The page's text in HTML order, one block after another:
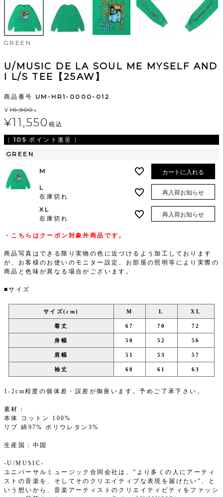
GREEN
U/MUSIC DE LA SOUL ME MYSELF AND
I L/S TEE【25AW】
商品番号 UM-HR1-0000-012
¥16,500↓
¥11,550 税込
[ 105 ポイント進呈 ]
GREEN
M カートに入れる
L
在庫切れ
再入荷お知らせ
XL
在庫切れ
再入荷お知らせ
・こちらはクーポン対象外商品です。
商品写真はできる限り実物の色に近づけるよう加工しております
が、お客様のお使いのモニター設定、お部屋の照明等により実際の
商品と色味が異なる場合がございます。
■サイズ
サイズ(cm) M L XL
着丈 67 70 72
身幅 50 52 56
肩幅 51 53 57
袖丈 60 61 63
1-2cm程度の個体差・誤差が御座います。予めご了承下さい。
素材：
本体 コットン 100%
リブ 綿97% ポリウレタン3%
生産国：中国
-U/MUSIC-
ユニバーサルミュージック合同会社は、“より多くの人にアーティ
ストの音楽を、そしてそのクリエイティブな表現を届けたい”、と
いう想いから、音楽アーティストのクリエイティビティをファッシ